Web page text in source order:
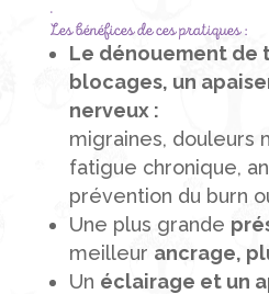
·
Les bénéfices de ces pratiques :
Le dénouement de
blocages, un
nerveux :
migraines, douleurs
fatigue chronique,
prévention du burn
Une plus grande
meilleur ancrage,
Un éclairage et un